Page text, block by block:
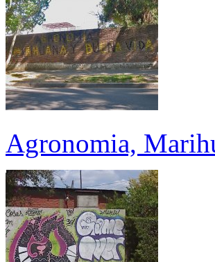
Agronomia,